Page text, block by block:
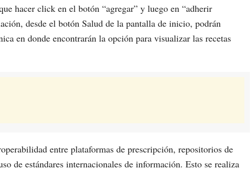
hacer click en el botón “agregar” y luego en “adherir
desde el botón Salud de la pantalla de inicio, podrán
en donde encontrarán la opción para visualizar las recetas
entre plataformas de prescripción, repositorios de
de estándares internacionales de información. Esto se realiza